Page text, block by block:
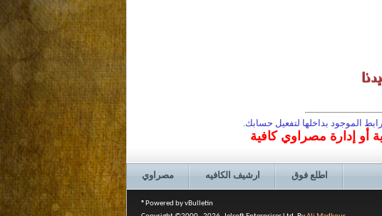
الموجود بداخلها لتفعيل حسابك.
أو إدارة مصراوي كافية
مصراوي ارشيف الكافيه اطلع فوق
Powered by vBulletin®